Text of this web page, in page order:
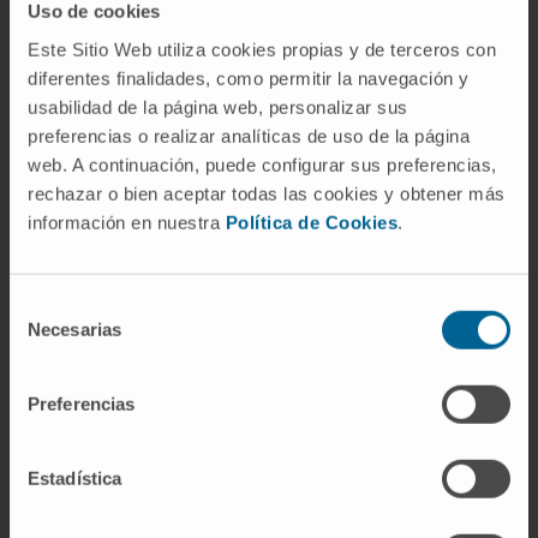
Uso de cookies
Este Sitio Web utiliza cookies propias y de terceros con
diferentes finalidades, como permitir la navegación y
usabilidad de la página web, personalizar sus
preferencias o realizar analíticas de uso de la página
web. A continuación, puede configurar sus preferencias,
rechazar o bien aceptar todas las cookies y obtener más
información en nuestra Política de Cookies.
Necesarias
Preferencias
Estadística
En un átomo de oxígeno. La ribosa lleva un
grupo -OH en el carbono 2'; ladesoxirribosa
tiene un -H en esa posición. Esa diferencia
hace al ARN más reactivo y menos estable
que el ADN.
¿Aparece la ribosa solo en el ARN?
No. La ribosa es componente del ATP, del
nucleótidos
con funciones metabólicas. El
único.